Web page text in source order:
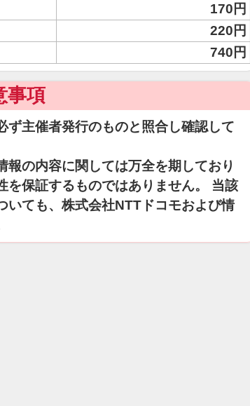
170円
220円
740円
事項
ず主催者発行のものと照合し確認して
の内容に関しては万全を期しており
を保証するものではありません。 当該
いても、株式会社NTTドコモおよび情